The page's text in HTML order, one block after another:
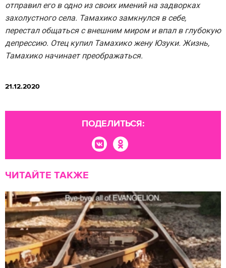
отправил его в одно из своих имений на задворках
захолустного села. Тамахико замкнулся в себе,
перестал общаться с внешним миром и впал в глубокую
депрессию. Отец купил Тамахико жену Юзуки. Жизнь,
Тамахико начинает преображаться.
21.12.2020
ПОДЕЛИТЬСЯ:
ЧИТАЙТЕ ТАКЖЕ